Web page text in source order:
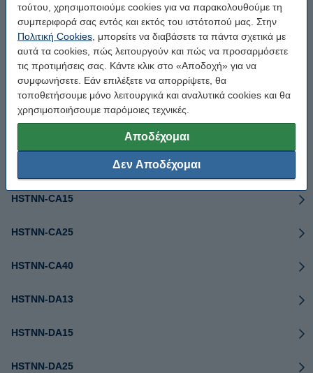
τούτου, χρησιμοποιούμε cookies για να παρακολουθούμε τη
συμπεριφορά σας εντός και εκτός του ιστότοπού μας. Στην
Πολιτική Cookies , μπορείτε να διαβάσετε τα πάντα σχετικά με
αυτά τα cookies, πώς λειτουργούν και πώς να προσαρμόσετε
τις προτιμήσεις σας. Κάντε κλικ στο «Αποδοχή» για να
συμφωνήσετε. Εάν επιλέξετε να απορρίψετε, θα
τοποθετήσουμε μόνο λειτουργικά και αναλυτικά cookies και θα
χρησιμοποιήσουμε παρόμοιες τεχνικές.
Αποδέχομαι
Δεν Αποδέχομαι
H6Y90UT
H6Y90UT#ABA
H6Y90UT#ABB
HSTNN-CA15
HSTNN-CA25
HSTNN-CA40
HSTNN-DA13
HSTNN-DA15
HSTNN-DA25